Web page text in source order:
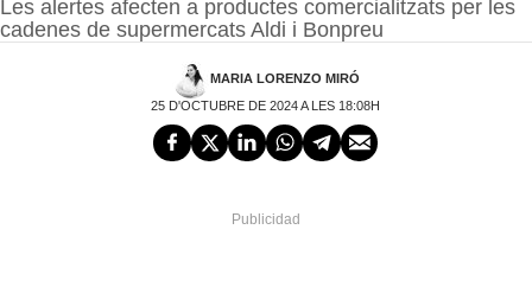
Les alertes afecten a productes comercialitzats per les
cadenes de supermercats Aldi i Bonpreu
MARIA LORENZO MIRÓ
25 D'OCTUBRE DE 2024 A LES 18:08H